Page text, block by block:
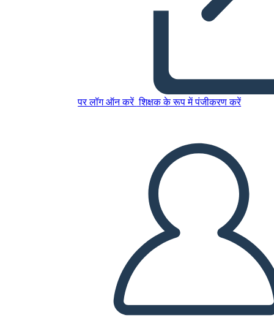
पर लॉग ऑन करें शिक्षक के रूप में पंजीकरण करें
देशभक्ति खेल बोर्ड
इस स्टोरीबोर्ड को कॉपी करें
स्टोरीबोर्ड बनाएं
स्लाइड शो चलाएं
मुझे पढ़कर सुनाओ